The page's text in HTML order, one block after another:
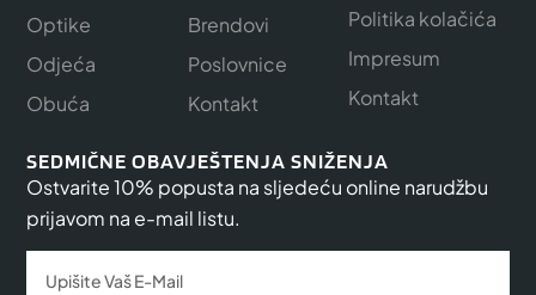
Optike
Odjeća
Obuća
Brendovi
Poslovnice
Kontakt
Politika kolačića
Impresum
Kontakt
SEDMIČNE OBAVJEŠTENJA SNIŽENJA
Ostvarite 10% popusta na sljedeću online narudžbu
prijavom na e-mail listu.